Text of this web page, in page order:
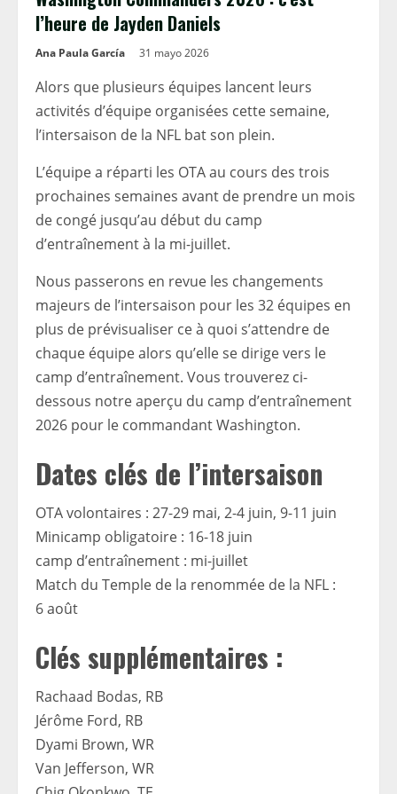
l’heure de Jayden Daniels
Ana Paula García 31 mayo 2026
Alors que plusieurs équipes lancent leurs
activités d’équipe organisées cette semaine,
l’intersaison de la NFL bat son plein.
L’équipe a réparti les OTA au cours des trois
prochaines semaines avant de prendre un mois
de congé jusqu’au début du camp
d’entraînement à la mi-juillet.
Nous passerons en revue les changements
majeurs de l’intersaison pour les 32 équipes en
plus de prévisualiser ce à quoi s’attendre de
chaque équipe alors qu’elle se dirige vers le
camp d’entraînement. Vous trouverez ci-
dessous notre aperçu du camp d’entraînement
2026 pour le commandant Washington.
Dates clés de l’intersaison
OTA volontaires : 27-29 mai, 2-4 juin, 9-11 juin
Minicamp obligatoire : 16-18 juin
camp d’entraînement : mi-juillet
Match du Temple de la renommée de la NFL :
6 août
Clés supplémentaires :
Rachaad Bodas, RB
Jérôme Ford, RB
Dyami Brown, WR
Van Jefferson, WR